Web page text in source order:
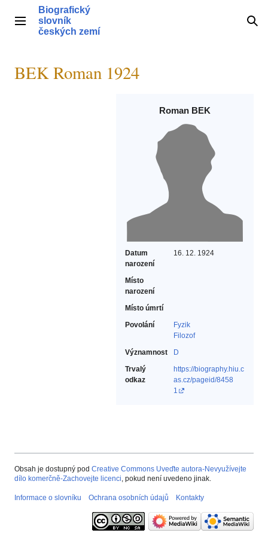
obsahHlavní menu
Biografický
slovník
českých zemí
BEK Roman 1924
Roman BEK
Datum
narození
16. 12. 1924
Místo
narození
Místo úmrtí
Povolání
Fyzik‎
Filozof‎
Významnost
D
Trvalý
odkaz
https://biography.hiu.c
as.cz/pageid/8458
1
Obsah je dostupný pod Creative Commons Uveďte autora-Nevyužívejte
dílo komerčně-Zachovejte licenci, pokud není uvedeno jinak.
Informace o slovníku Ochrana osobních údajů Kontakty